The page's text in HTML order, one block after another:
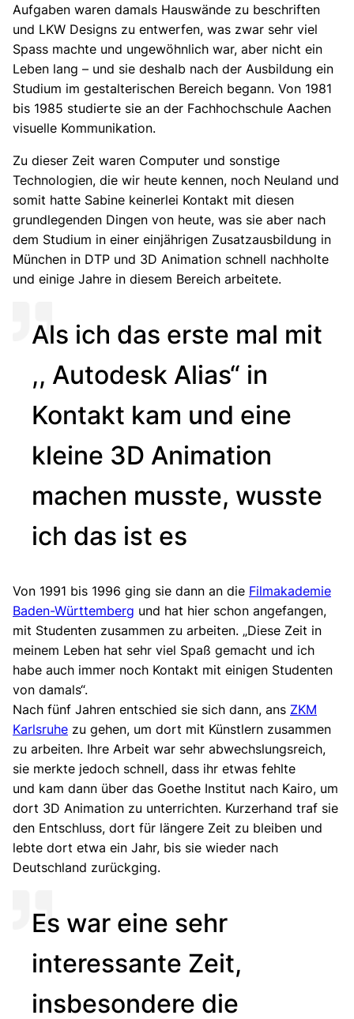
Aufgaben waren damals Hauswände zu beschriften
und LKW Designs zu entwerfen, was zwar sehr viel
Spass machte und ungewöhnlich war, aber nicht ein
Leben lang – und sie deshalb nach der Ausbildung ein
Studium im gestalterischen Bereich begann. Von 1981
bis 1985 studierte sie an der Fachhochschule Aachen
visuelle Kommunikation.
Zu dieser Zeit waren Computer und sonstige
Technologien, die wir heute kennen, noch Neuland und
somit hatte Sabine keinerlei Kontakt mit diesen
grundlegenden Dingen von heute, was sie aber nach
dem Studium in einer einjährigen Zusatzausbildung in
München in DTP und 3D Animation schnell nachholte
und einige Jahre in diesem Bereich arbeitete.
Als ich das erste mal mit
,, Autodesk Alias“ in
Kontakt kam und eine
kleine 3D Animation
machen musste, wusste
ich das ist es
Von 1991 bis 1996 ging sie dann an die Filmakademie
Baden-Württemberg und hat hier schon angefangen,
mit Studenten zusammen zu arbeiten. „Diese Zeit in
meinem Leben hat sehr viel Spaß gemacht und ich
habe auch immer noch Kontakt mit einigen Studenten
von damals“.
Nach fünf Jahren entschied sie sich dann, ans ZKM
Karlsruhe zu gehen, um dort mit Künstlern zusammen
zu arbeiten. Ihre Arbeit war sehr abwechslungsreich,
sie merkte jedoch schnell, dass ihr etwas fehlte
und kam dann über das Goethe Institut nach Kairo, um
dort 3D Animation zu unterrichten. Kurzerhand traf sie
den Entschluss, dort für längere Zeit zu bleiben und
lebte dort etwa ein Jahr, bis sie wieder nach
Deutschland zurückging.
Es war eine sehr
interessante Zeit,
insbesondere die